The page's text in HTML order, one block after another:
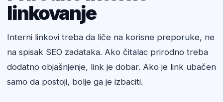
linkovanje
Interni linkovi treba da liče na korisne preporuke, ne
na spisak SEO zadataka. Ako čitalac prirodno treba
dodatno objašnjenje, link je dobar. Ako je link ubačen
samo da postoji, bolje ga je izbaciti.